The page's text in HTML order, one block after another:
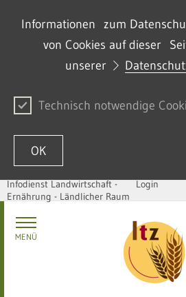
Informationen zum
von Cookies auf dieser
unserer
Technisch notwendige
OK
Zum Inhalt springen
Infodienst Landwirtschaft -
Ernährung - Ländlicher Raum
Login
MENÜ